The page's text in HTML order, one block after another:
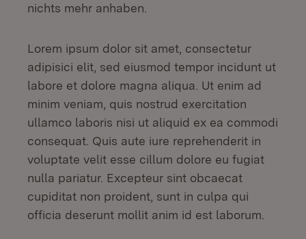
nichts mehr anhaben.
Lorem ipsum dolor sit amet, consectetur
adipisici elit, sed eiusmod tempor incidunt ut
labore et dolore magna aliqua. Ut enim ad
minim veniam, quis nostrud exercitation
ullamco laboris nisi ut aliquid ex ea commodi
consequat. Quis aute iure reprehenderit in
voluptate velit esse cillum dolore eu fugiat
nulla pariatur. Excepteur sint obcaecat
cupiditat non proident, sunt in culpa qui
officia deserunt mollit anim id est laborum.